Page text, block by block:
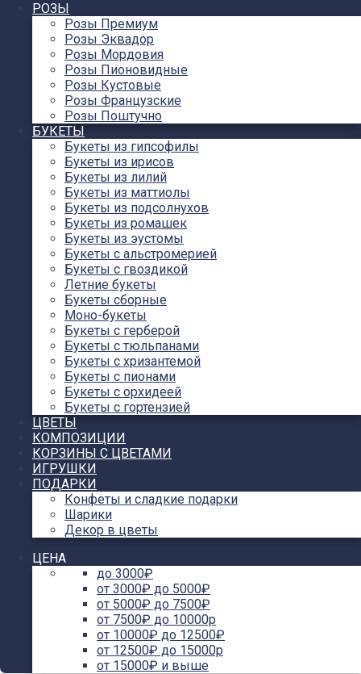
РОЗЫ
Розы Премиум
Розы Эквадор
Розы Мордовия
Розы Пионовидные
Розы Кустовые
Розы Французские
Розы Поштучно
БУКЕТЫ
Букеты из гипсофилы
Букеты из ирисов
Букеты из лилий
Букеты из маттиолы
Букеты из подсолнухов
Букеты из ромашек
Букеты из эустомы
Букеты с альстромерией
Букеты с гвоздикой
Летние букеты
Букеты сборные
Моно-букеты
Букеты с герберой
Букеты с тюльпанами
Букеты с хризантемой
Букеты с пионами
Букеты с орхидеей
Букеты с гортензией
ЦВЕТЫ
КОМПОЗИЦИИ
КОРЗИНЫ С ЦВЕТАМИ
ИГРУШКИ
ПОДАРКИ
Конфеты и сладкие подарки
Шарики
Декор в цветы
ЦЕНА
до 3000₽
от 3000₽ до 5000₽
от 5000₽ до 7500₽
от 7500₽ до 10000р
от 10000₽ до 12500₽
от 12500₽ до 15000р
от 15000₽ и выше